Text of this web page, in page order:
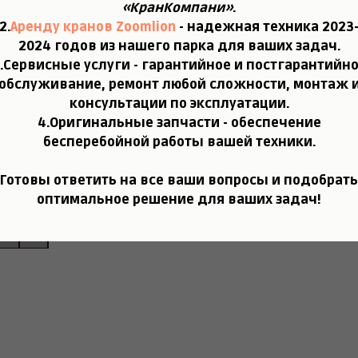
«КранКомпани».
2.Аренду кранов Zoomlion - надежная техника 2023-
2024 годов из нашего парка для ваших задач.
Сервисные услуги - гарантийное и
ремонт любой сложности, монтаж
консультации по эксплуатации.
4.Оригинальные запчасти - обеспечение
бесперебойной работы вашей техники.
Готовы ответить на все ваши вопросы и подобрать
оптимальное решение для ваших задач!